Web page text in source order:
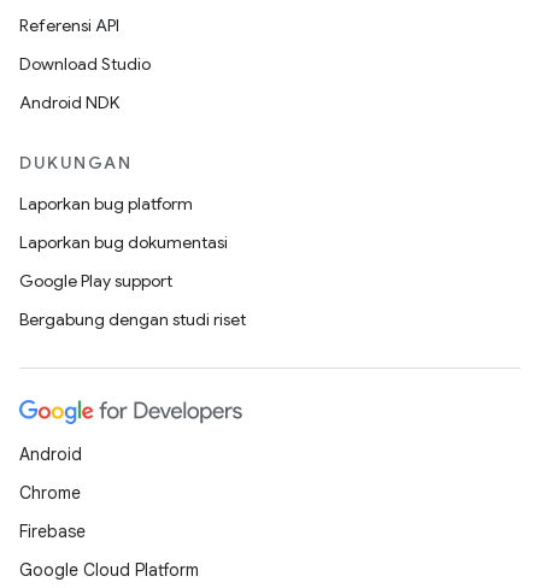
Referensi API
Download Studio
Android NDK
DUKUNGAN
Laporkan bug platform
Laporkan bug dokumentasi
Google Play support
Bergabung dengan studi riset
Android
Chrome
Firebase
Google Cloud Platform